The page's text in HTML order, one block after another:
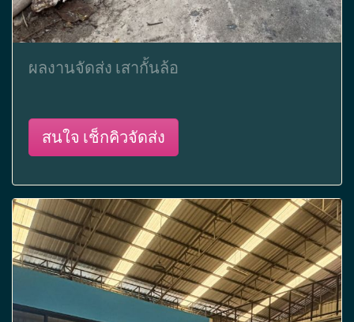
ผลงานจัดส่ง เสากั้นล้อ
สนใจ เช็กคิวจัดส่ง